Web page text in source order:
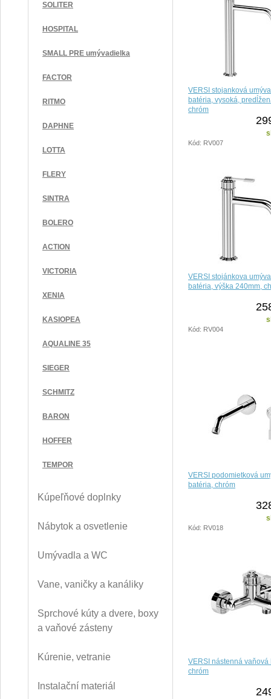
SOLITER
HOSPITAL
SMALL PRE umývadielka
FACTOR
RITMO
DAPHNE
LOTTA
FLERY
SINTRA
BOLERO
ACTION
VICTORIA
XENIA
KASIOPEA
AQUALINE 35
SIEGER
SCHMITZ
BARON
HOFFER
TEMPOR
Kúpeľňové doplnky
Nábytok a osvetlenie
Umývadla a WC
Vane, vaničky a kanáliky
Sprchové kúty a dvere, boxy
a vaňové zásteny
Kúrenie, vetranie
Instalační materiál
VERSI stojanková
batéria, vysoká,
chróm
Kód: RV007
VERSI stojánkova
batéria, výška 240mm,
Kód: RV004
VERSI podomietková
batéria, chróm
Kód: RV018
VERSI nástenná vaňová
chróm